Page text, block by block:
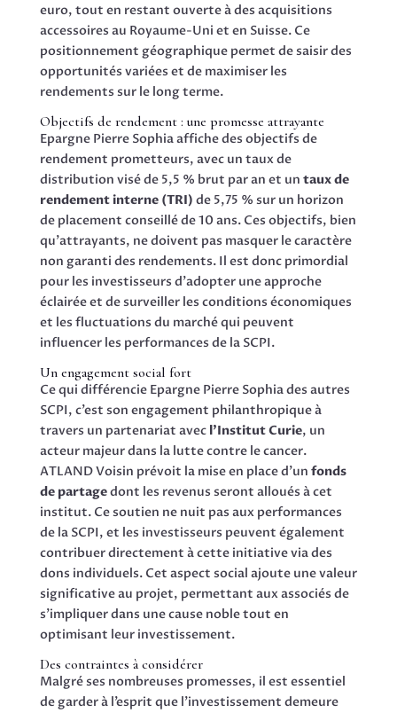
euro, tout en restant ouverte à des acquisitions
accessoires au Royaume-Uni et en Suisse. Ce
positionnement géographique permet de saisir des
opportunités variées et de maximiser les
rendements sur le long terme.
Objectifs de rendement : une promesse attrayante
Epargne Pierre Sophia affiche des objectifs de
rendement prometteurs, avec un taux de
distribution visé de 5,5 % brut par an et un taux de
rendement interne (TRI) de 5,75 % sur un horizon
de placement conseillé de 10 ans. Ces objectifs, bien
qu’attrayants, ne doivent pas masquer le caractère
non garanti des rendements. Il est donc primordial
pour les investisseurs d’adopter une approche
éclairée et de surveiller les conditions économiques
et les fluctuations du marché qui peuvent
influencer les performances de la SCPI.
Un engagement social fort
Ce qui différencie Epargne Pierre Sophia des autres
SCPI, c’est son engagement philanthropique à
travers un partenariat avec l’Institut Curie, un
acteur majeur dans la lutte contre le cancer.
ATLAND Voisin prévoit la mise en place d’un fonds
de partagedont les revenus seront alloués à cet
institut. Ce soutien ne nuit pas aux performances
de la SCPI, et les investisseurs peuvent également
contribuer directement à cette initiative via des
dons individuels. Cet aspect social ajoute une valeur
significative au projet, permettant aux associés de
s’impliquer dans une cause noble tout en
optimisant leur investissement.
Des contraintes à considérer
Malgré ses nombreuses promesses, il est essentiel
de garder à l’esprit que l’investissement demeure